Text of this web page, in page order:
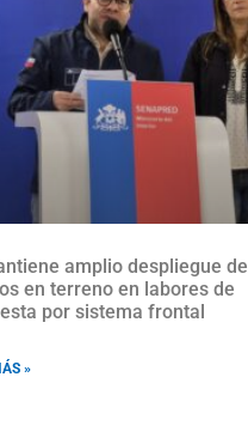
amplio despliegue de
en terreno en labores de
por sistema frontal
»